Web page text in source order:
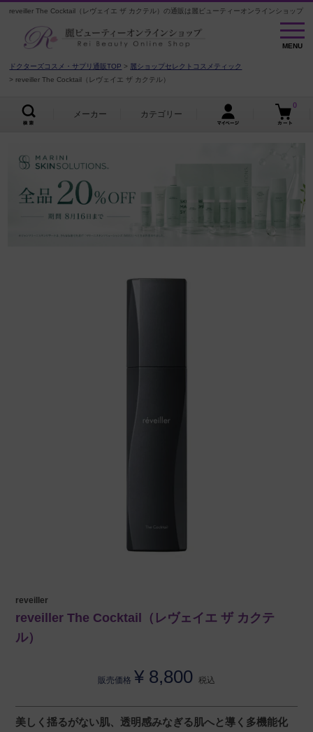
reveiller The Cocktail（レヴェイエ ザ カクテル）の通販は麗ビューティーオンラインショップ
MENU
MENU
ドクターズコスメ・サプリ通販TOP
麗ショップセレクトコスメティック
reveiller The Cocktail（レヴェイエ ザ カクテル）
メーカー カテゴリー
0
reveiller
reveiller The Cocktail（レヴェイエ ザ カクテ
ル）
販売価格 ¥ 8,800 税込
美しく揺るがない肌、透明感みなぎる肌へと導く多機能化